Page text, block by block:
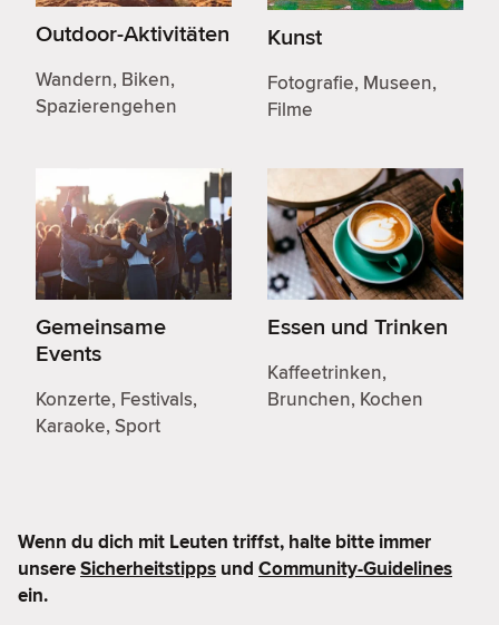
Outdoor-Aktivitäten
Wandern, Biken,
Spazierengehen
Kunst
Fotografie, Museen,
Filme
Gemeinsame
Events
Konzerte, Festivals,
Karaoke, Sport
Essen und Trinken
Kaffeetrinken,
Brunchen, Kochen
Wenn du dich mit Leuten triffst, halte bitte immer
unsereSicherheitstipps und Community-Guidelines
ein.